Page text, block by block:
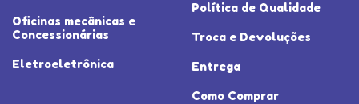
Oficinas mecânicas e
Concessionárias
Eletroeletrônica
Política de Qualidade
Troca e Devoluções
Entrega
Como Comprar